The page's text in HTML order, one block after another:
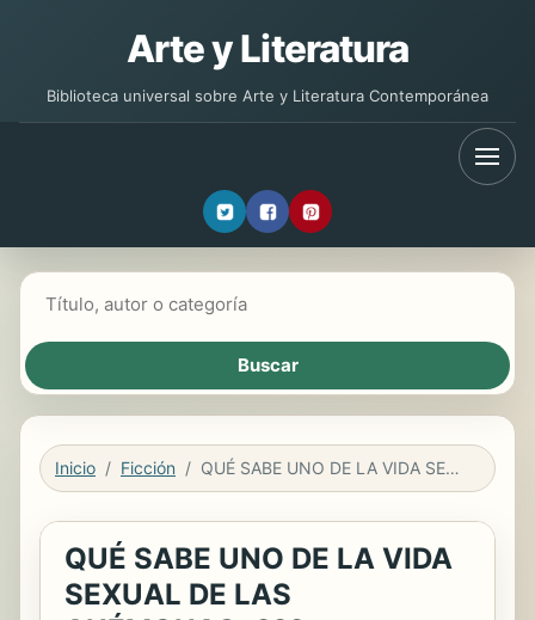
Arte y Literatura
Biblioteca universal sobre Arte y Literatura Contemporánea
Inicio Ficción QUÉ SABE UNO DE LA VIDA SEXUAL DE LAS ANÉMONAS…???
QUÉ SABE UNO DE LA VIDA
SEXUAL DE LAS